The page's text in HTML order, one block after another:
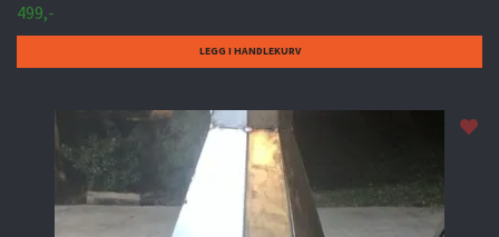
499,-
LEGG I HANDLEKURV